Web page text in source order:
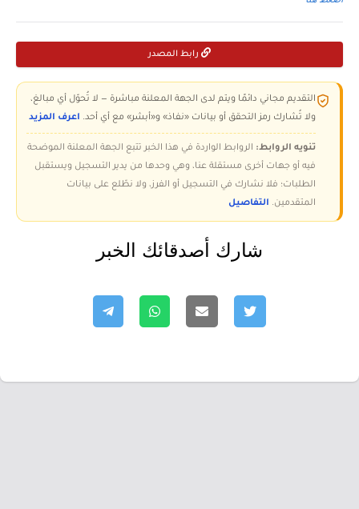
رابط المصدر
التقديم مجاني دائمًا ويتم لدى الجهة المعلنة مباشرة — لا تُحوّل أي مبالغ،
ولا تُشارك رمز التحقق أو بيانات «نفاذ» و«أبشر» مع أي أحد. اعرف المزيد
تنويه الروابط: الروابط الواردة في هذا الخبر تتبع الجهة المعلنة الموضحة
فيه أو جهات أخرى مستقلة عنا، وهي وحدها من يدير التسجيل ويستقبل
الطلبات؛ فلا نشارك في التسجيل أو الفرز، ولا نطّلع على بيانات
المتقدمين. التفاصيل
شارك أصدقائك الخبر